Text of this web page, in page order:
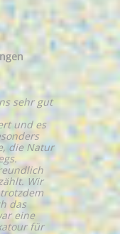
sehr gut
und es
die Natur
Wir
das
eine
für